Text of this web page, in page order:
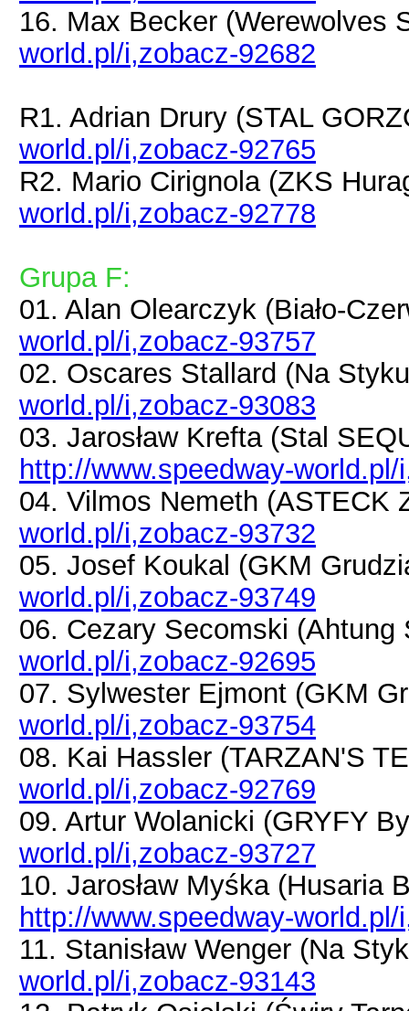
16. Max Becker (Werewolves
world.pl/i,zobacz-92682
R1. Adrian Drury (STAL
world.pl/i,zobacz-92765
R2. Mario Cirignola (ZKS
world.pl/i,zobacz-92778
Grupa F:
01. Alan Olearczyk (Biało-
world.pl/i,zobacz-93757
02. Oscares Stallard (Na
world.pl/i,zobacz-93083
03. Jarosław Krefta (Stal
http://www.speedway-
04. Vilmos Nemeth (ASTECK
world.pl/i,zobacz-93732
05. Josef Koukal (GKM
world.pl/i,zobacz-93749
06. Cezary Secomski
world.pl/i,zobacz-92695
07. Sylwester Ejmont (GKM
world.pl/i,zobacz-93754
08. Kai Hassler (TARZAN'S
world.pl/i,zobacz-92769
09. Artur Wolanicki (GRYFY
world.pl/i,zobacz-93727
10. Jarosław Myśka (Husaria
http://www.speedway-
11. Stanisław Wenger (Na
world.pl/i,zobacz-93143